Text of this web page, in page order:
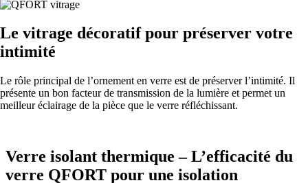
Le vitrage décoratif pour préserver votre
intimité
Le rôle principal de l’ornement en verre est de préserver l’intimité. Il
présente un bon facteur de transmission de la lumière et permet un
meilleur éclairage de la pièce que le verre réfléchissant.
Verre isolant thermique – L’efficacité du
verre QFORT pour une isolation